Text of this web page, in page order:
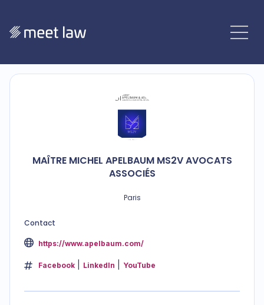
MAÎTRE MICHEL APELBAUM MS2V AVOCATS
ASSOCIÉS
Paris
Contact
https://www.apelbaum.com/
Facebook LinkedIn YouTube